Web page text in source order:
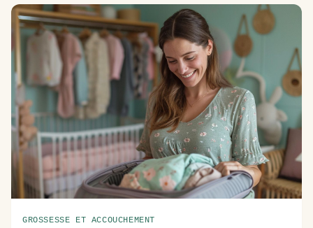
GROSSESSE ET ACCOUCHEMENT